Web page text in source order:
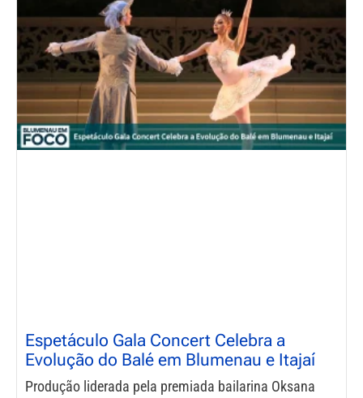
Espetáculo Gala Concert Celebra a
Evolução do Balé em Blumenau e Itajaí
Produção liderada pela premiada bailarina Oksana